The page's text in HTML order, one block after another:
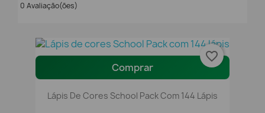
0 Avaliação(ões)
Comprar
Lápis De Cores School Pack Com 144 Lápis
favorite_border